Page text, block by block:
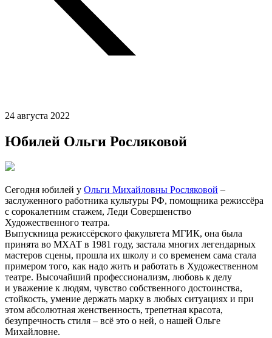
24 августа 2022
Юбилей Ольги Росляковой
Сегодня юбилей у Ольги Михайловны Росляковой –
заслуженного работника культуры РФ, помощника режиссёра
с сорокалетним стажем, Леди Совершенство
Художественного театра.
Выпускница режиссёрского факультета МГИК, она была
принята во МХАТ в 1981 году, застала многих легендарных
мастеров сцены, прошла их школу и со временем сама стала
примером того, как надо жить и работать в Художественном
театре. Высочайший профессионализм, любовь к делу
и уважение к людям, чувство собственного достоинства,
стойкость, умение держать марку в любых ситуациях и при
этом абсолютная женственность, трепетная красота,
безупречность стиля – всё это о ней, о нашей Ольге
Михайловне.